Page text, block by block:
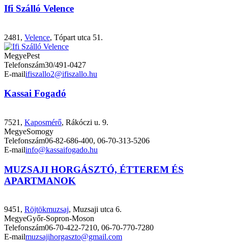
Ifi Szálló Velence
2481, Velence, Tópart utca 51.
MegyePest
Telefonszám30/491-0427
E-mailifiszallo2@ifiszallo.hu
Kassai Fogadó
7521, Kaposmérő, Rákóczi u. 9.
MegyeSomogy
Telefonszám06-82-686-400, 06-70-313-5206
E-mailinfo@kassaifogado.hu
MUZSAJI HORGÁSZTÓ, ÉTTEREM ÉS
APARTMANOK
9451, Röjtökmuzsaj, Muzsaji utca 6.
MegyeGyőr-Sopron-Moson
Telefonszám06-70-422-7210, 06-70-770-7280
E-mailmuzsajihorgaszto@gmail.com